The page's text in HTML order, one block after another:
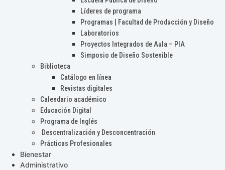
Líderes de programa
Programas | Facultad de Producción y Diseño
Laboratorios
Proyectos Integrados de Aula – PIA
Simposio de Diseño Sostenible
Biblioteca
Catálogo en línea
Revistas digitales
Calendario académico
Educación Digital
Programa de Inglés
Descentralización y Desconcentración
Prácticas Profesionales
Bienestar
Administrativo